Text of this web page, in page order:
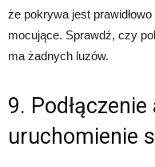
że pokrywa jest
mocujące. Sprawdź, czy
ma żadnych luzów.
9.
uruchomienie